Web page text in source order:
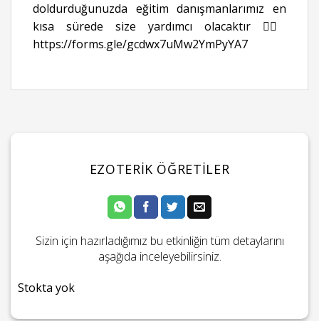
doldurduğunuzda eğitim danışmanlarımız en
kısa sürede size yardımcı olacaktır 👉🏻
https://forms.gle/gcdwx7uMw2YmPyYA7
EZOTERIK ÖĞRETILER
Sizin için hazırladığımız bu etkinliğin tüm detaylarını
aşağıda inceleyebilirsiniz.
Stokta yok